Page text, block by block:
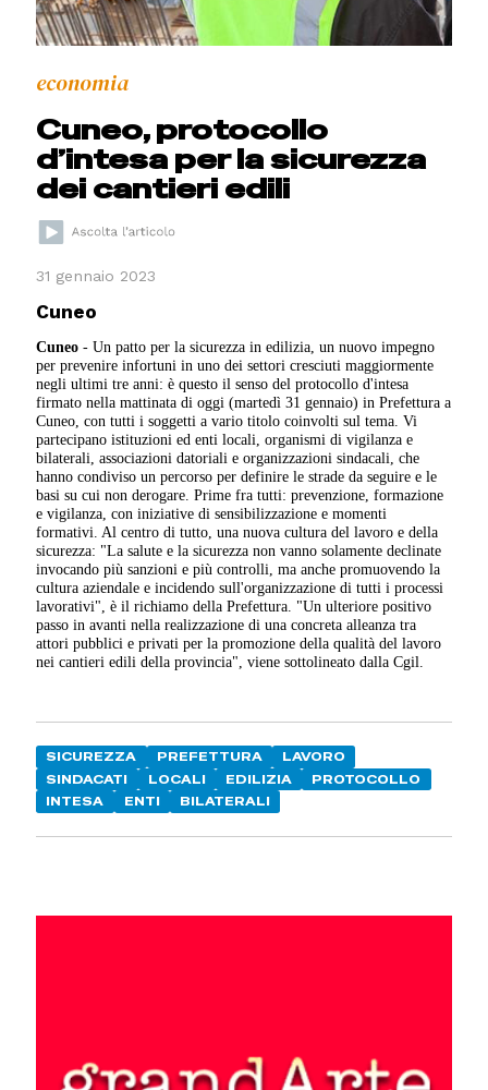
economia
Cuneo, protocollo
d’intesa per la sicurezza
dei cantieri edili
31 gennaio 2023
Cuneo
Cuneo - Un patto per la sicurezza in edilizia, un nuovo impegno
per prevenire infortuni in uno dei settori cresciuti maggiormente
negli ultimi tre anni: è questo il senso del protocollo d'intesa
firmato nella mattinata di oggi (martedì 31 gennaio) in Prefettura a
Cuneo, con tutti i soggetti a vario titolo coinvolti sul tema. Vi
partecipano istituzioni ed enti locali, organismi di vigilanza e
bilaterali, associazioni datoriali e organizzazioni sindacali, che
hanno condiviso un percorso per definire le strade da seguire e le
basi su cui non derogare. Prime fra tutti: prevenzione, formazione
e vigilanza, con iniziative di sensibilizzazione e momenti
formativi. Al centro di tutto, una nuova cultura del lavoro e della
sicurezza: "La salute e la sicurezza non vanno solamente declinate
invocando più sanzioni e più controlli, ma anche promuovendo la
cultura aziendale e incidendo sull'organizzazione di tutti i processi
lavorativi", è il richiamo della Prefettura. "Un ulteriore positivo
passo in avanti nella realizzazione di una concreta alleanza tra
attori pubblici e privati per la promozione della qualità del lavoro
nei cantieri edili della provincia", viene sottolineato dalla Cgil.
SICUREZZA PREFETTURA
LAVORO
SINDACATI
LOCALI EDILIZIA
PROTOCOLLO
INTESA
ENTI BILATERALI